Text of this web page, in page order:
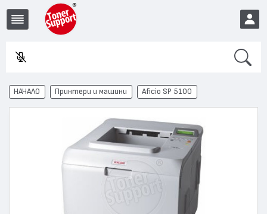
EUR
НАЧАЛО Принтери и машини Aficio SP 5100